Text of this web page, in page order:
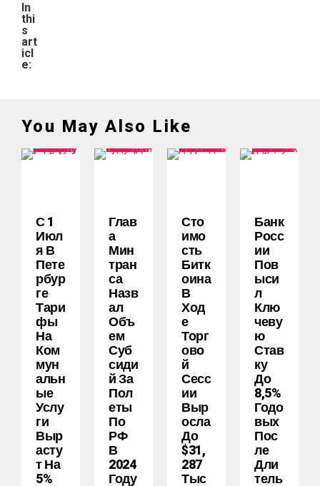
In
thi
s
art
icl
e:
You May Also Like
С 1
Июл
Я В
Пете
Рбур
Ге
Тари
Фы
На
Ком
Мун
Альн
Ые
Услу
Ги
Выр
Асту
Т На
5%
Глав
А
Мин
Тран
Са
Назв
Ал
Объ
Ем
Суб
Сиди
Й За
Пол
Еты
По
РФ
В
2024
Году
Сто
Имо
Сть
Битк
Оина
В
Ход
Е
Торг
Ово
Й
Сесс
Ии
Выр
Осла
До
$31,
287
Тыс
Банк
Росс
Ии
Пов
Ыси
Л
Клю
Чеву
Ю
Став
Ку
До
8,5%
Годо
Вых
Пос
Ле
Дли
Тель